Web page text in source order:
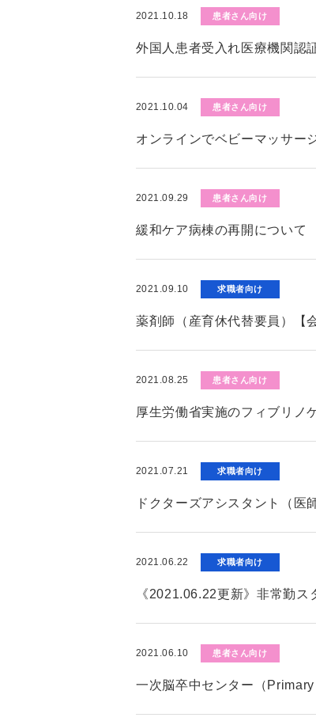
2021.10.18 患者さん向け
外国人患者受入れ医療機関認
2021.10.04 患者さん向け
オンラインでベビーマッサー
2021.09.29 患者さん向け
緩和ケア病棟の再開について
2021.09.10 求職者向け
薬剤師（産育休代替要員）【
2021.08.25 患者さん向け
厚生労働省実施のフィブリノ
2021.07.21 求職者向け
ドクターズアシスタント（
2021.06.22 求職者向け
《2021.06.22更新》非常勤ス
2021.06.10 患者さん向け
一次脳卒中センター（